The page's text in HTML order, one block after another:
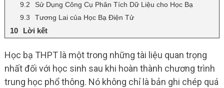
Sử Dụng Công Cụ Phân Tích Dữ Liệu cho Học Bạ
Tương Lai của Học Bạ Điện Tử
Lời kết
Học bạ THPT là một trong những tài liệu quan trọng
nhất đối với học sinh sau khi hoàn thành chương trình
trung học phổ thông. Nó không chỉ là bản ghi chép quá